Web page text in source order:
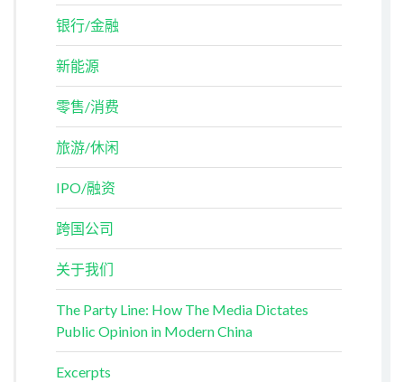
银行/金融
新能源
零售/消费
旅游/休闲
IPO/融资
跨国公司
关于我们
The Party Line: How The Media Dictates
Public Opinion in Modern China
Excerpts